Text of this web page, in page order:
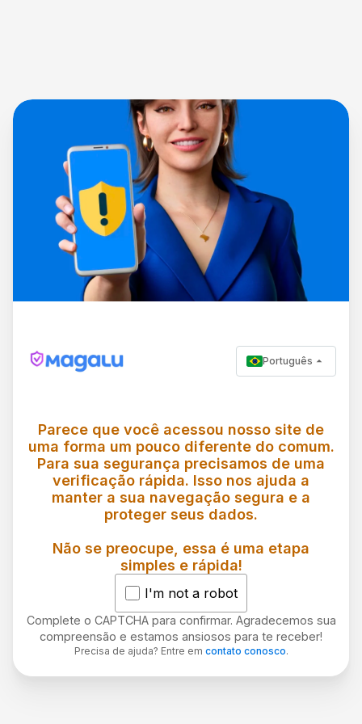
Português
Parece que você acessou nosso site de
uma forma um pouco diferente do comum.
Para sua segurança precisamos de uma
verificação rápida. Isso nos ajuda a
manter a sua navegação segura e a
proteger seus dados.
Não se preocupe, essa é uma etapa
simples e rápida!
I'm not a robot
Complete o CAPTCHA para confirmar. Agradecemos sua
compreensão e estamos ansiosos para te receber!
Precisa de ajuda? Entre em contato conosco.